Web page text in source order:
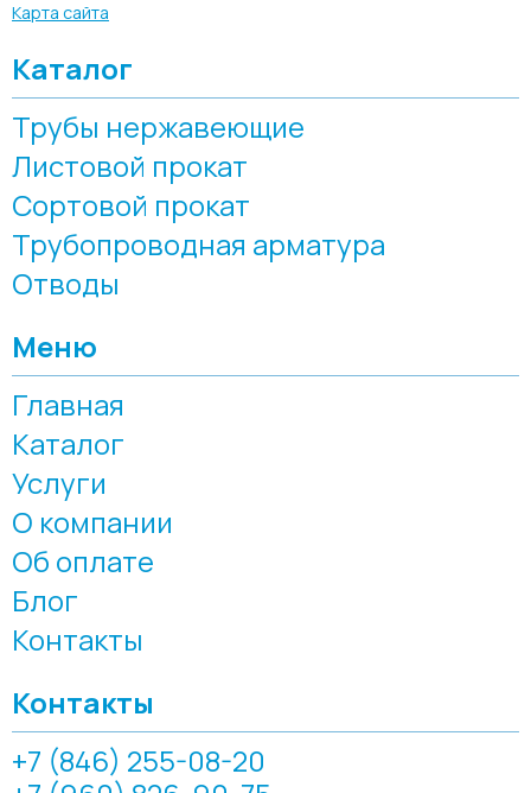
Карта сайта
Каталог
Трубы нержавеющие
Листовой прокат
Сортовой прокат
Трубопроводная арматура
Отводы
Меню
Главная
Каталог
Услуги
О компании
Об оплате
Блог
Контакты
Контакты
+7 (846) 255-08-20